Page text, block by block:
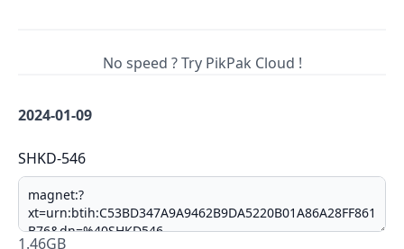
No speed ? Try PikPak Cloud !
2024-01-09
SHKD-546
1.46GB